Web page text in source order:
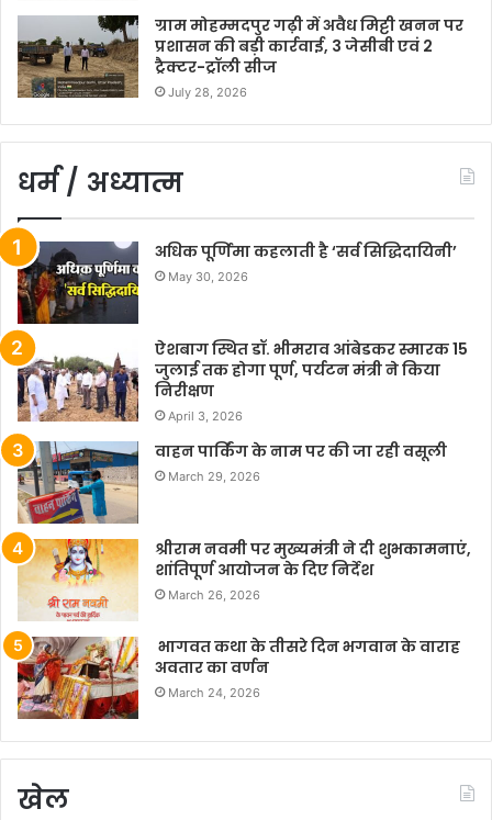
ग्राम मोहम्मदपुर गढ़ी में अवैध मिट्टी खनन पर
प्रशासन की बड़ी कार्रवाई, 3 जेसीबी एवं 2
ट्रैक्टर-ट्रॉली सीज
July 28, 2026
धर्म / अध्यात्म
अधिक पूर्णिमा कहलाती है ‘सर्व सिद्धिदायिनी’
May 30, 2026
ऐशबाग स्थित डॉ. भीमराव आंबेडकर स्मारक 15
जुलाई तक होगा पूर्ण, पर्यटन मंत्री ने किया
निरीक्षण
April 3, 2026
वाहन पार्किंग के नाम पर की जा रही वसूली
March 29, 2026
श्रीराम नवमी पर मुख्यमंत्री ने दी शुभकामनाएं,
शांतिपूर्ण आयोजन के दिए निर्देश
March 26, 2026
भागवत कथा के तीसरे दिन भगवान के वाराह
अवतार का वर्णन
March 24, 2026
खेल